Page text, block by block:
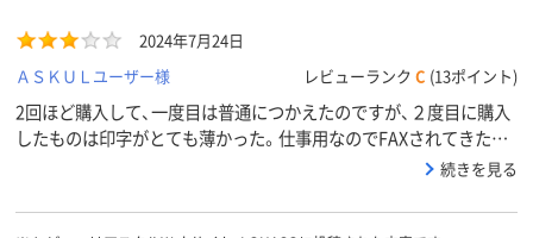
2024年7月24日
ＡＳＫＵＬユーザー様
レビューランク C (13ポイント)
2回ほど購入して、一度目は普通につかえたのですが、２度目に購入
したものは印字がとても薄かった。仕事用なのでFAXされてきた書
類が読み取れないなど困りました。リサイクル品は当たり外れがあ
続きを見る